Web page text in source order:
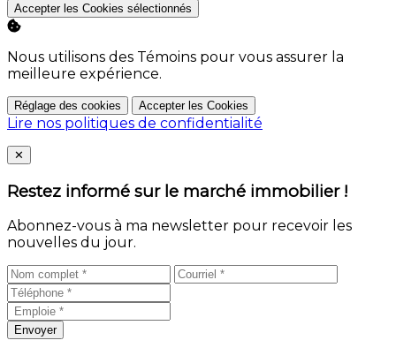
Accepter les Cookies sélectionnés
Nous utilisons des Témoins pour vous assurer la
meilleure expérience.
Réglage des cookies Accepter les Cookies
Lire nos politiques de confidentialité
Close
✕
Restez informé sur le marché immobilier !
Abonnez-vous à ma newsletter pour recevoir les
nouvelles du jour.
Envoyer